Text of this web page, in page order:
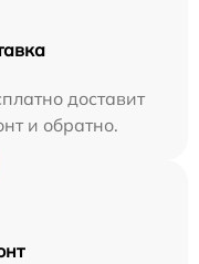
доставит
и обратно.